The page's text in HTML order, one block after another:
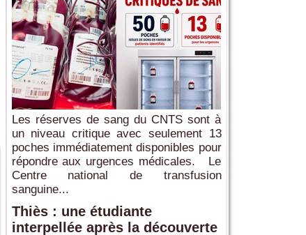
Les réserves de sang du CNTS sont à
un niveau critique avec seulement 13
poches immédiatement disponibles pour
répondre aux urgences médicales. Le
Centre national de transfusion
sanguine...
Thiès : une étudiante
interpellée après la découverte